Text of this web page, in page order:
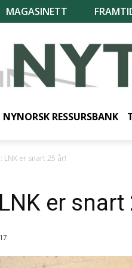
MAGASINETT
NYNORSK RESSURSBANK
LNK er snart 25 år!
er snart